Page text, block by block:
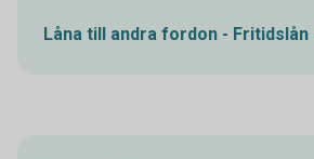
Låna till andra fordon - Fritidslån